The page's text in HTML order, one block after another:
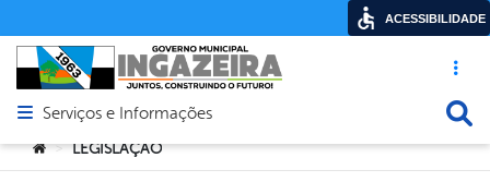
Acesso
Abrir menu principal de navegação
Serviços e Informações
Você está aqui:
> LEGISLAÇÃO
ACESSIBILIDADE